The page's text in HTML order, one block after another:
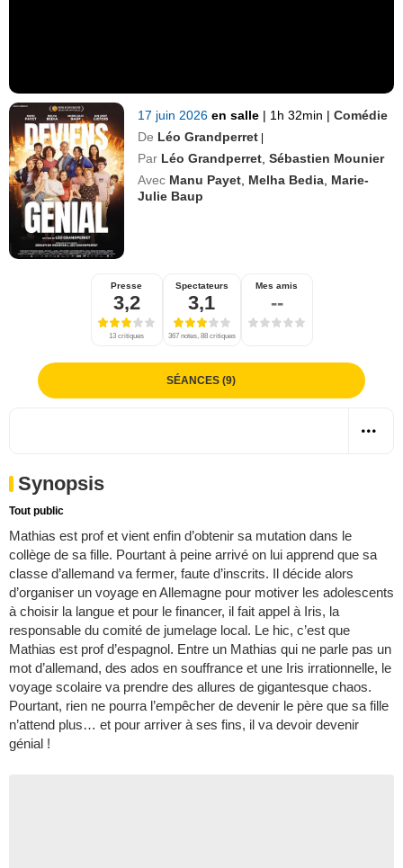
17 juin 2026en salle | 1h 32min | Comédie
De Léo Grandperret |
Par Léo Grandperret ,Sébastien Mounier
Avec Manu Payet Melha Bedia Marie-
Julie Baup
Presse
3,2
13 critiques
Spectateurs
3,1
367 notes, 88 critiques
Mes amis
--
SÉANCES (9)
Synopsis
Tout public
Mathias est prof et vient enfin d’obtenir sa mutation dans le
collège de sa fille. Pourtant à peine arrivé on lui apprend que sa
classe d’allemand va fermer, faute d’inscrits. Il décide alors
d’organiser un voyage en Allemagne pour motiver les adolescents
à choisir la langue et pour le financer, il fait appel à Iris, la
responsable du comité de jumelage local. Le hic, c’est que
Mathias est prof d’espagnol. Entre un Mathias qui ne parle pas un
mot d’allemand, des ados en souffrance et une Iris irrationnelle, le
voyage scolaire va prendre des allures de gigantesque chaos.
Pourtant, rien ne pourra l’empêcher de devenir le père que sa fille
n’attend plus… et pour arriver à ses fins, il va devoir devenir
génial !